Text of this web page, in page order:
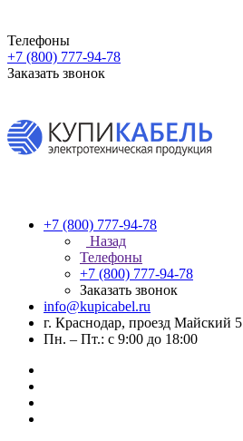
Телефоны
+7 (800) 777-94-78
Заказать звонок
+7 (800) 777-94-78
Назад
Телефоны
+7 (800) 777-94-78
Заказать звонок
info@kupicabel.ru
г. Краснодар, проезд Майский 5
Пн. – Пт.: с 9:00 до 18:00